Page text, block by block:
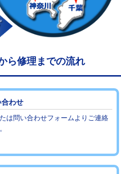
し作業） 11,000円~
55,000円
66,000円
まで） 27,500円
超え）
） 27,500円
）
16,500円
ら修理までの流れ
わせ
は問い合わせフォームよりご連絡